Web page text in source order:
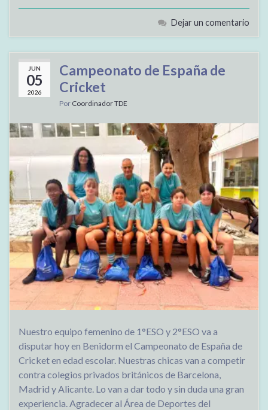
Dejar un comentario
JUN
05
2026
Campeonato de España de
Cricket
Por Coordinador TDE
Nuestro equipo femenino de 1°ESO y 2°ESO va a
disputar hoy en Benidorm el Campeonato de España de
Cricket en edad escolar. Nuestras chicas van a competir
contra colegios privados británicos de Barcelona,
Madrid y Alicante. Lo van a dar todo y sin duda una gran
experiencia. Agradecer al Área de Deportes del